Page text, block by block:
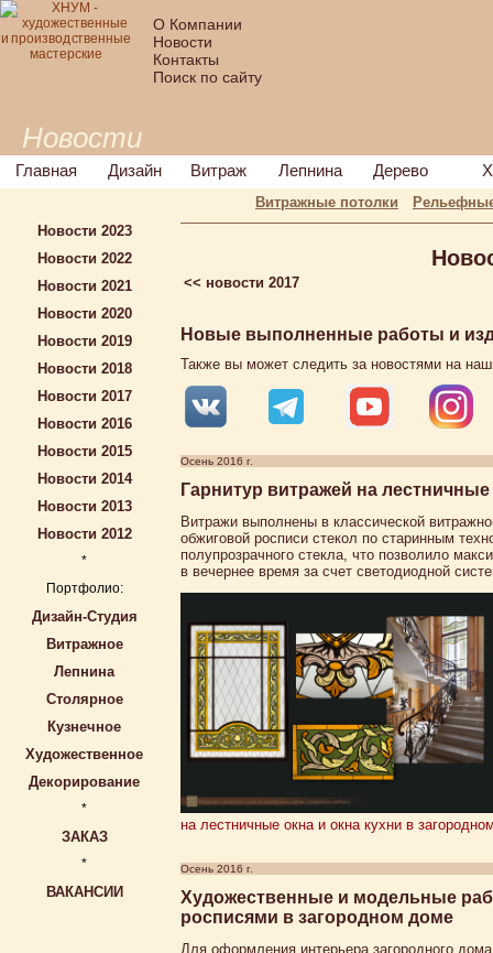
О Компании
Новости
Контакты
Поиск по сайту
Новости
Главная Дизайн Витраж Лепнина Дерево
Витражные потолки
Новости 2023
Новости 2022
Новости 2021
Новости 2020
Новости 2019
Новости 2018
Новости 2017
Новости 2016
Новости 2015
Новости 2014
Новости 2013
Новости 2012
*
Портфолио:
Дизайн-Студия
Витражное
Лепнина
Столярное
Кузнечное
Художественное
Декорирование
*
ЗАКАЗ
*
ВАКАНСИИ
<< новости 2017
Новые выполненные работы и
Также вы может следить за новостями на
Осень 2016 г.
Гарнитур витражей на
Витражи выполнены в классической
обжиговой росписи стекол по старинным
полупрозрачного стекла, что позволило
в вечернее время за счет светодиодной
на лестничные окна и окна кухни в
Осень 2016 г.
Художественные и модельные
росписями в загородном доме
Для оформления интерьера загородного